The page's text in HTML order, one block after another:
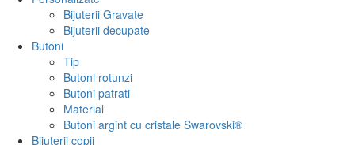
Bijuterii Gravate
Bijuterii decupate
Butoni
Tip
Butoni rotunzi
Butoni patrati
Material
Butoni argint cu cristale Swarovski®
Bijuterii copii